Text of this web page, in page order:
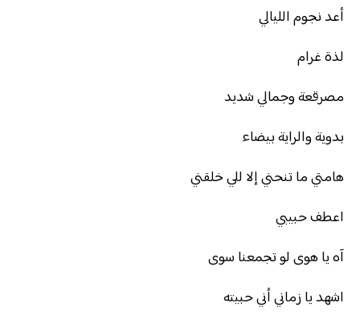
أعد نجوم الليالي
لذة غرام
مصرقعة وجمالي شديد
بدوية والراية بيضاء
هامتي ما تنحني إلا للي خلقني
اعطف حبيبي
آه يا هوى لو تجمعنا سوى
اشهد يا زماني أني حبيته